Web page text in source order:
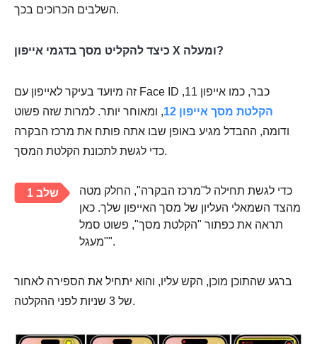
השלבים הכרוכים בכך.
כיצד להקליט מסך בדגמי אייפון X ומעלה?
זה מיועד בעיקר לאייפון עם Face ID כבר, כמו אייפון 11,
הקלטת מסך אייפון 12
, ומאוחר יותר. למרות שזה פשוט
ודומה, ההבדל מגיע באופן שבו אתה פותח את מרכז הבקרה
כדי לגשת לתכונת הקלטת המסך.
שלב 1
כדי לגשת תחילה ל"מרכז הבקרה", החלק מטה
מהצד השמאלי העליון של מסך האייפון שלך. כאן
תראה את כפתור "הקלטת מסך", פשוט סמל
"מעגל".
ברגע שהתוכן מוכן, הקש עליו, והוא יתחיל את הספירה לאחור
של 3 שניות לפני ההקלטה.